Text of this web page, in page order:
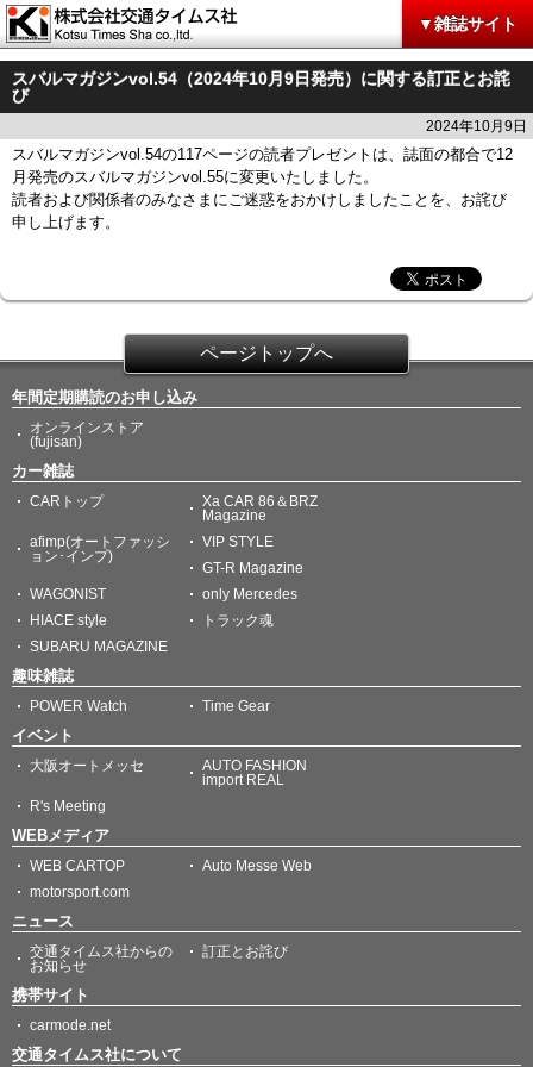
▼雑誌サイト
スバルマガジンvol.54（2024年10月9日発売）に関する訂正とお詫
び
2024年10月9日
スバルマガジンvol.54の117ページの読者プレゼントは、誌面の都合で12
月発売のスバルマガジンvol.55に変更いたしました。
読者および関係者のみなさまにご迷惑をおかけしましたことを、お詫び
申し上げます。
ページトップへ
年間定期購読のお申し込み
オンラインストア
(fujisan)
カー雑誌
CARトップ
Xa CAR 86＆BRZ
Magazine
afimp(オートファッシ
ョン･インプ)
VIP STYLE
GT-R Magazine
WAGONIST
only Mercedes
HIACE style
トラック魂
SUBARU MAGAZINE
趣味雑誌
POWER Watch Time Gear
イベント
大阪オートメッセ
AUTO FASHION
import REAL
R's Meeting
WEBメディア
WEB CARTOP
Auto Messe Web
motorsport.com
ニュース
交通タイムス社からの
お知らせ
訂正とお詫び
携帯サイト
carmode.net
交通タイムス社について